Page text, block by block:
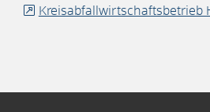
Kreisabfallwirtschaftsbetrieb